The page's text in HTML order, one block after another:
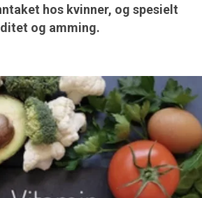
hos kvinner, og spesielt
og amming.